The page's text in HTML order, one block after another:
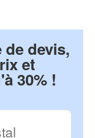
de devis,
et
30% !